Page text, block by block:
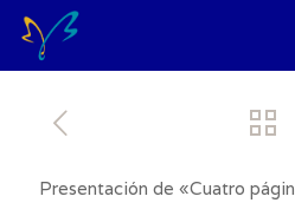
Presentación de «Cuatro